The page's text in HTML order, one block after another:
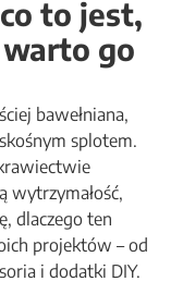
to jest,
warto go
bawełniana,
splotem.
wytrzymałość,
dlaczego ten
projektów – od
i dodatki DIY.